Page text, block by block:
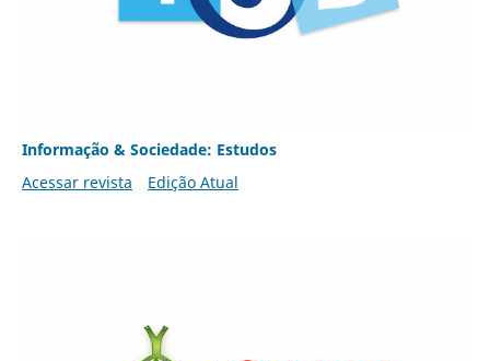
Informação & Sociedade: Estudos
Acessar revista
Edição Atual